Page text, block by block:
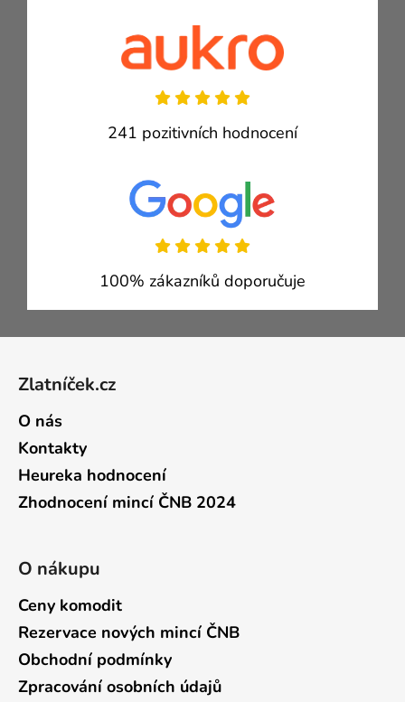
241 pozitivních hodnocení
100% zákazníků doporučuje
Zlatníček.cz
O nás
Kontakty
Heureka hodnocení
Zhodnocení mincí ČNB 2024
O nákupu
Ceny komodit
Rezervace nových mincí ČNB
Obchodní podmínky
Zpracování osobních údajů